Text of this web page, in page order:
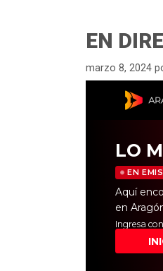
EN
marzo 8, 2024